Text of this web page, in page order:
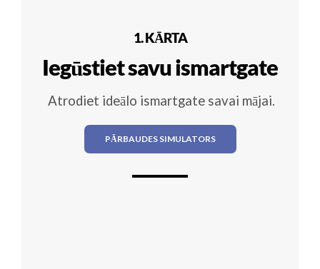
1. KĀRTA
Iegūstiet savu ismartgate
Atrodiet ideālo ismartgate savai mājai.
PĀRBAUDES SIMULATORS